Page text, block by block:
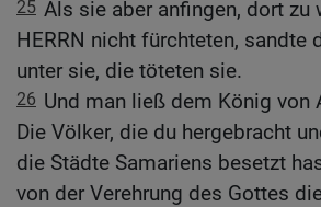
25 Als sie aber anfingen, dort zu
HERRN nicht fürchteten, sandte
unter sie, die töteten sie.
26 Und man ließ dem König von
Die Völker, die du hergebracht
die Städte Samariens besetzt
von der Verehrung des Gottes